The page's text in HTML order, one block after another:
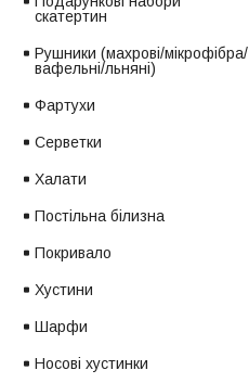
скатертин
Рушники (махрові/мікрофібра/
вафельні/льняні)
Фартухи
Серветки
Халати
Постільна білизна
Покривало
Хустини
Шарфи
Носові хустинки